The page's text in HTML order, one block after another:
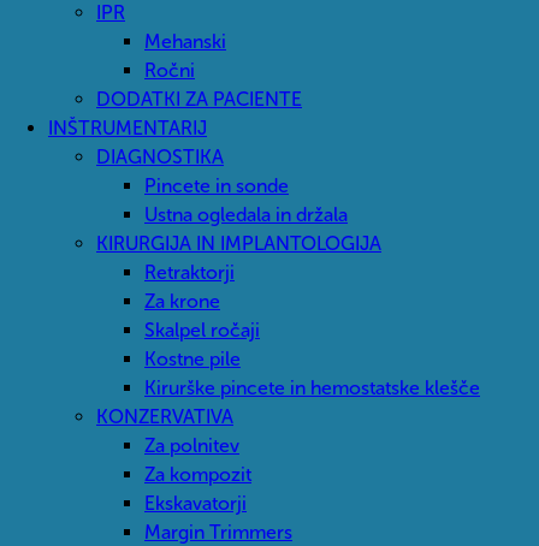
IPR
Mehanski
Ročni
DODATKI ZA PACIENTE
INŠTRUMENTARIJ
DIAGNOSTIKA
Pincete in sonde
Ustna ogledala in držala
KIRURGIJA IN IMPLANTOLOGIJA
Retraktorji
Za krone
Skalpel ročaji
Kostne pile
Kirurške pincete in hemostatske klešče
KONZERVATIVA
Za polnitev
Za kompozit
Ekskavatorji
Margin Trimmers